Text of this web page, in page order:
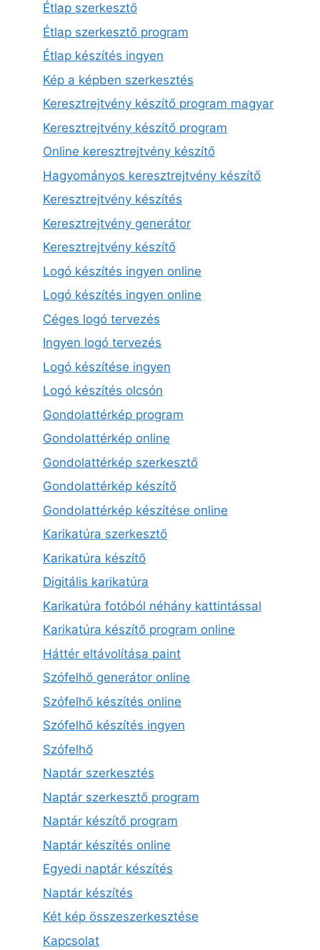
Étlap szerkesztő
Étlap szerkesztő program
Étlap készítés ingyen
Kép a képben szerkesztés
Keresztrejtvény készítő program magyar
Keresztrejtvény készítő program
Online keresztrejtvény készítő
Hagyományos keresztrejtvény készítő
Keresztrejtvény készítés
Keresztrejtvény generátor
Keresztrejtvény készítő
Logó készítés ingyen online
Logó készítés ingyen online
Céges logó tervezés
Ingyen logó tervezés
Logó készítése ingyen
Logó készítés olcsón
Gondolattérkép program
Gondolattérkép online
Gondolattérkép szerkesztő
Gondolattérkép készítő
Gondolattérkép készítése online
Karikatúra szerkesztő
Karikatúra készítő
Digitális karikatúra
Karikatúra fotóból néhány kattintással
Karikatúra készítő program online
Háttér eltávolítása paint
Szófelhő generátor online
Szófelhő készítés online
Szófelhő készítés ingyen
Szófelhő
Naptár szerkesztés
Naptár szerkesztő program
Naptár készítő program
Naptár készítés online
Egyedi naptár készítés
Naptár készítés
Két kép összeszerkesztése
Kapcsolat